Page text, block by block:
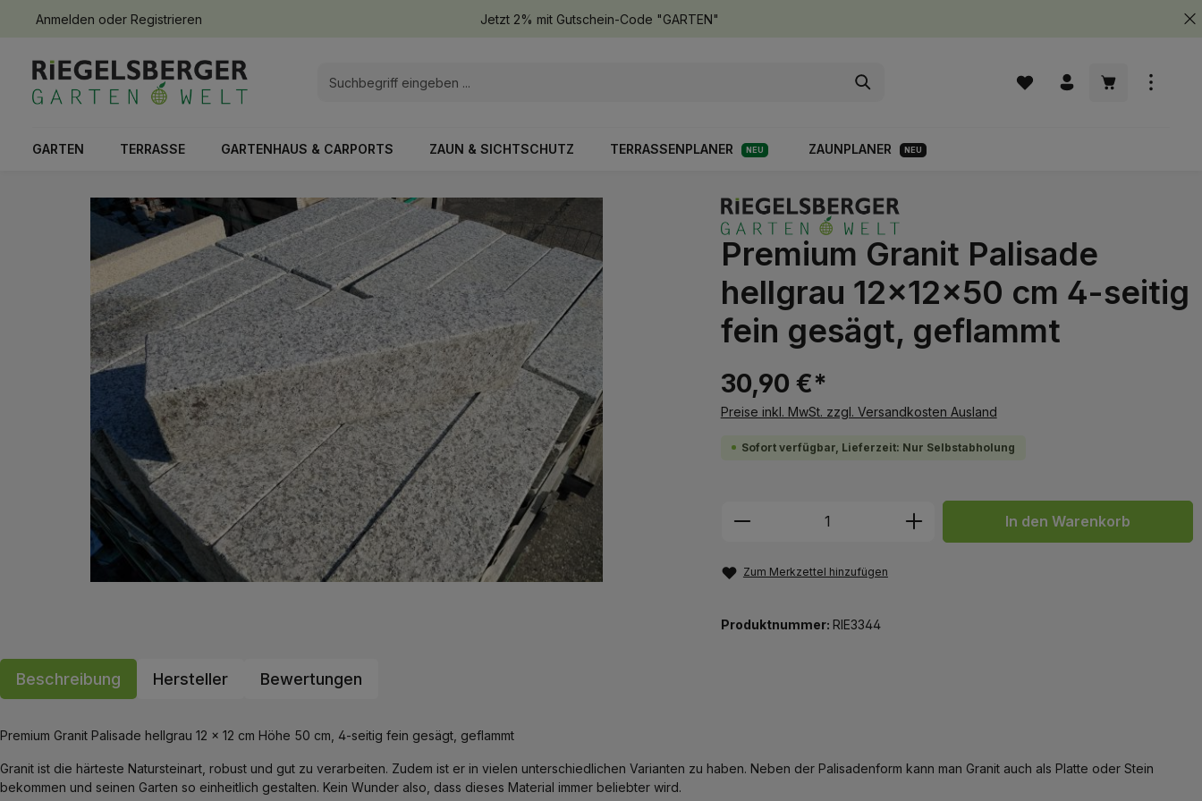
Zur Hauptnavigation springen
Anmelden oder Registrieren Jetzt 2% mit Gutschein-Code "GARTEN"
Warenkorb
GARTEN TERRASSE GARTENHAUS & CARPORTS ZAUN & SICHTSCHUTZ TERRASSENPLANER NEU ZAUNPLANER NEU
Bildergalerie überspringen
Premium Granit Palisade
hellgrau 12x12x50 cm 4-seitig
fein gesägt, geflammt
30,90 €*
Preise inkl. MwSt. zzgl. Versandkosten Ausland
Sofort verfügbar, Lieferzeit: Nur Selbstabholung
Produkt Anzahl: Gib den gewünschten Wert
In den Warenkorb
Zum Merkzettel hinzufügen
Produktnummer: RIE3344
Beschreibung Hersteller Bewertungen
Premium Granit Palisade hellgrau 12 x 12 cm Höhe 50 cm, 4-seitig fein gesägt, geflammt
Granit ist die härteste Natursteinart, robust und gut zu verarbeiten. Zudem ist er in vielen unterschiedlichen Varianten zu haben. Neben der Palisadenform kann man Granit auch als Platte oder Stein
bekommen und seinen Garten so einheitlich gestalten. Kein Wunder also, dass dieses Material immer beliebter wird.